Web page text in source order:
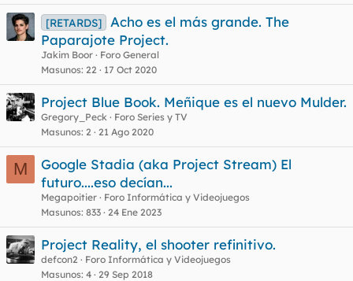
[RETARDS]
Acho es el más grande. The
Paparajote Project.
Jakim Boor
Foro General
Masunos 22 17 Oct 2020
Project Blue Book. Meñique es el nuevo Mulder.
Gregory_Peck
Foro Series y TV
Masunos 2 21 Ago 2020
M
Google Stadia (aka Project Stream) El
futuro....eso decían...
Megapoitier
Foro Informática y Videojuegos
Masunos 833 24 Ene 2023
Project Reality, el shooter refinitivo.
defcon2
Foro Informática y Videojuegos
Masunos 4 29 Sep 2018